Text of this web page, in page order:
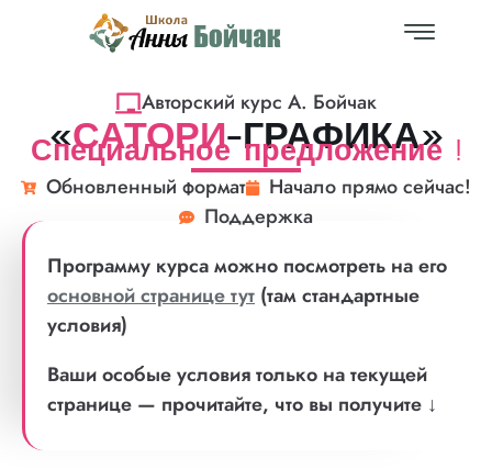
Авторский курс А. Бойчак
«САТОРИ-ГРАФИКА»
Специальное предложение !
Обновленный формат
Начало прямо сейчас!
Поддержка
Программу курса можно посмотреть на его
основной странице тут (там стандартные
условия)
Ваши особые условия только на текущей
странице — прочитайте, что вы получите ↓